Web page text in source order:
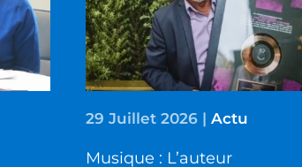
29 Juillet 2026 |Actu
Musique : L’auteur